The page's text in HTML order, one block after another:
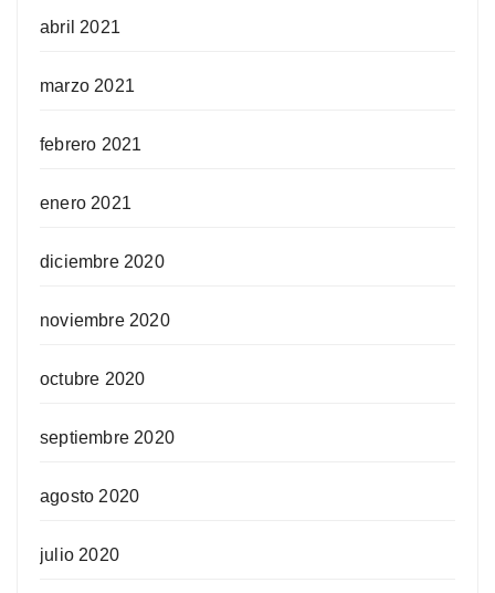
abril 2021
marzo 2021
febrero 2021
enero 2021
diciembre 2020
noviembre 2020
octubre 2020
septiembre 2020
agosto 2020
julio 2020